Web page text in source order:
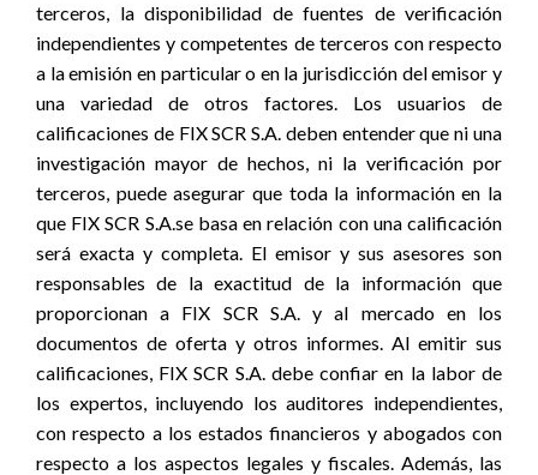
terceros, la disponibilidad de fuentes de verificación
independientes y competentes de terceros con respecto
a la emisión en particular o en la jurisdicción del emisor y
una variedad de otros factores. Los usuarios de
calificaciones de FIX SCR S.A. deben entender que ni una
investigación mayor de hechos, ni la verificación por
terceros, puede asegurar que toda la información en la
que FIX SCR S.A.se basa en relación con una calificación
será exacta y completa. El emisor y sus asesores son
responsables de la exactitud de la información que
proporcionan a FIX SCR S.A. y al mercado en los
documentos de oferta y otros informes. Al emitir sus
calificaciones, FIX SCR S.A. debe confiar en la labor de
los expertos, incluyendo los auditores independientes,
con respecto a los estados financieros y abogados con
respecto a los aspectos legales y fiscales. Además, las